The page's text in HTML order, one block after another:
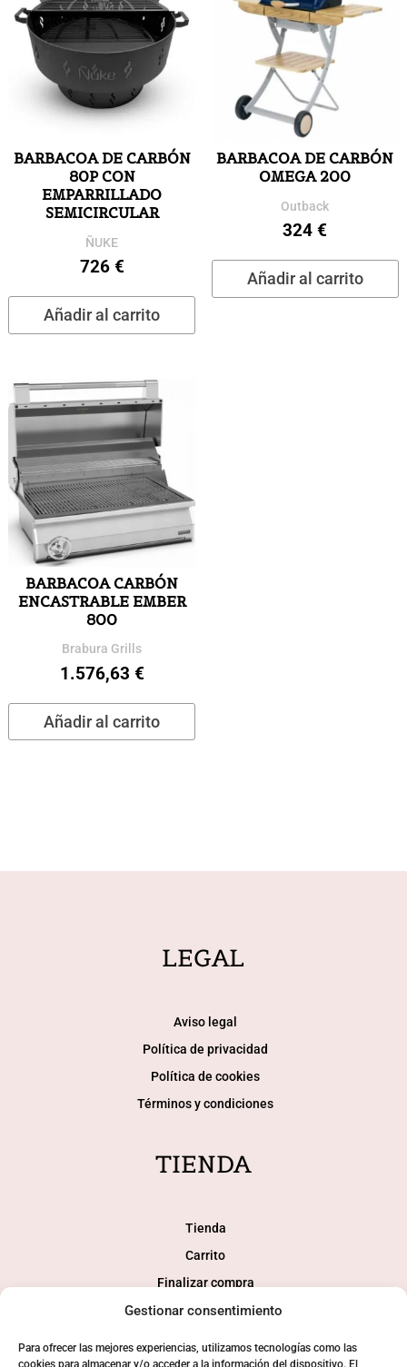
Gestionar consentimiento
Para ofrecer las mejores experiencias, utilizamos tecnologías como las
cookies para almacenar y/o acceder a la información del dispositivo. El
BARBACOA DE CARBÓN
80P CON
EMPARRILLADO
SEMICIRCULAR
ÑUKE
726 €
Añadir al carrito
BARBACOA DE CARBÓN
OMEGA 200
Outback
324€
Añadir al carrito
BARBACOA CARBÓN
ENCASTRABLE EMBER
800
Brabura Grills
1.576,63 €
Añadir al carrito
LEGAL
Aviso legal
Política de privacidad
Política de cookies
Términos y condiciones
TIENDA
Tienda
Carrito
Finalizar compra
Mi cuenta